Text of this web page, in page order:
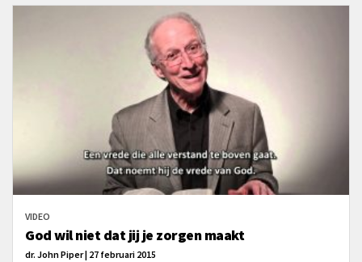
VIDEO
God wil niet dat jij je zorgen maakt
dr. John Piper | 27 februari 2015